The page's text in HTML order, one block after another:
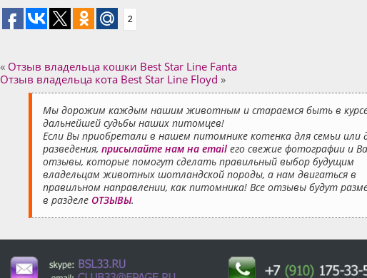
2
« Отзыв владельца кошки Best Star Line Fanta
Отзыв владельца кота Best Star Line Floyd »
Мы дорожим каждым нашим животным и стараемся быть в
дальнейшей судьбы наших питомцев!
Если Вы приобретали в нашем питомнике котенка для семьи или
разведения, присылайте нам на email его свежие фотографии и
отзывы, которые помогут сделать правильный выбор будущим
владельцам животных шотландской породы, а нам двигаться в
правильном направлении, как питомника! Все отзывы будут
в разделе ОТЗЫВЫ.